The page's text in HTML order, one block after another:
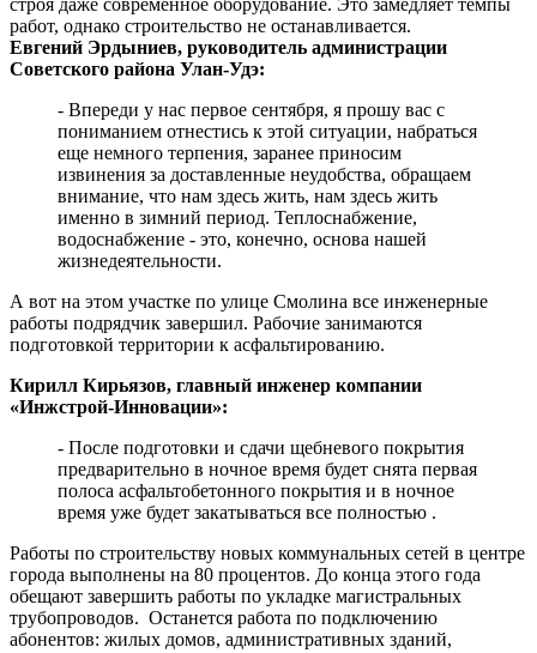
строя даже современное оборудование. Это замедляет темпы
работ, однако строительство не останавливается.
Евгений Эрдыниев, руководитель администрации
Советского района Улан-Удэ:
- Впереди у нас первое сентября, я прошу вас с
пониманием отнестись к этой ситуации, набраться
еще немного терпения, заранее приносим
извинения за доставленные неудобства, обращаем
внимание, что нам здесь жить, нам здесь жить
именно в зимний период. Теплоснабжение,
водоснабжение - это, конечно, основа нашей
жизнедеятельности.
А вот на этом участке по улице Смолина все инженерные
работы подрядчик завершил. Рабочие занимаются
подготовкой территории к асфальтированию.
Кирилл Кирьязов, главный инженер компании
«Инжстрой-Инновации»:
- После подготовки и сдачи щебневого покрытия
предварительно в ночное время будет снята первая
полоса асфальтобетонного покрытия и в ночное
время уже будет закатываться все полностью .
Работы по строительству новых коммунальных сетей в центре
города выполнены на 80 процентов. До конца этого года
обещают завершить работы по укладке магистральных
трубопроводов. Останется работа по подключению
абонентов: жилых домов, административных зданий,